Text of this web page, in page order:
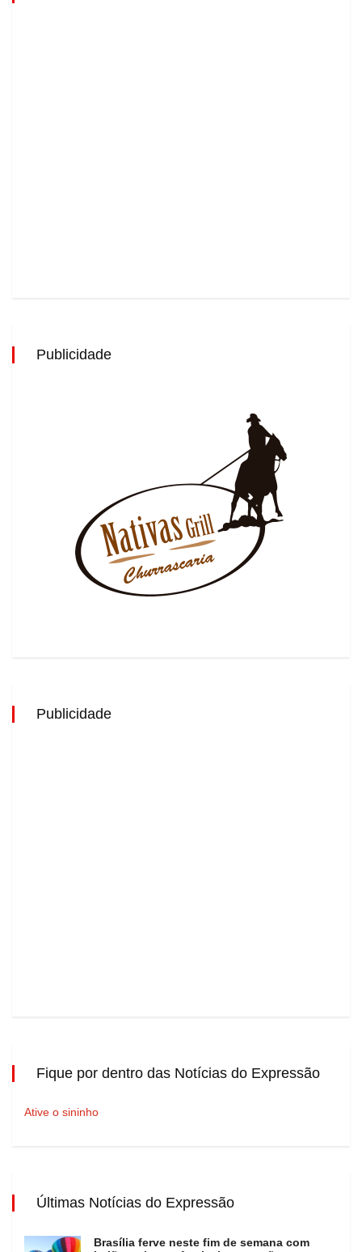
Publicidade
Publicidade
Fique por dentro das Notícias do Expressão
Ative o sininho
Últimas Notícias do Expressão
Brasília ferve neste fim de semana com